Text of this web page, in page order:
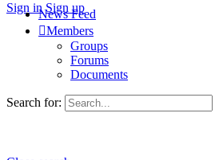
Sign in Sign up
News Feed
Members
Groups
Forums
Documents
Search for: